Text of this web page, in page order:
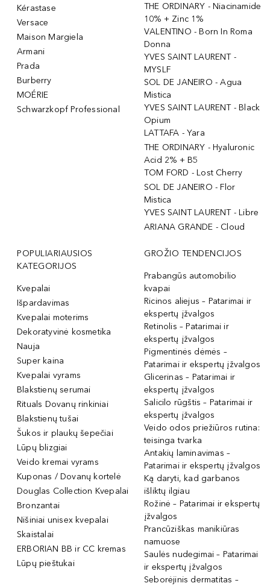
Kérastase
Versace
Maison Margiela
Armani
Prada
Burberry
MOÉRIE
Schwarzkopf Professional
THE ORDINARY - Niacinamide
10% + Zinc 1%
VALENTINO - Born In Roma
Donna
YVES SAINT LAURENT -
MYSLF
SOL DE JANEIRO - Agua
Mistica
YVES SAINT LAURENT - Black
Opium
LATTAFA - Yara
THE ORDINARY - Hyaluronic
Acid 2% + B5
TOM FORD - Lost Cherry
SOL DE JANEIRO - Flor
Mistica
YVES SAINT LAURENT - Libre
ARIANA GRANDE - Cloud
POPULIARIAUSIOS
KATEGORIJOS
Kvepalai
Išpardavimas
Kvepalai moterims
Dekoratyvinė kosmetika
Nauja
Super kaina
Kvepalai vyrams
Blakstienų serumai
Rituals Dovanų rinkiniai
Blakstienų tušai
Šukos ir plaukų šepečiai
Lūpų blizgiai
Veido kremai vyrams
Kuponas / Dovanų kortelė
Douglas Collection Kvepalai
Bronzantai
Nišiniai unisex kvepalai
Skaistalai
ERBORIAN BB ir CC kremas
Lūpų pieštukai
GROŽIO TENDENCIJOS
Prabangūs automobilio
kvapai
Ricinos aliejus – Patarimai ir
ekspertų įžvalgos
Retinolis – Patarimai ir
ekspertų įžvalgos
Pigmentinės dėmės –
Patarimai ir ekspertų įžvalgos
Glicerinas – Patarimai ir
ekspertų įžvalgos
Salicilo rūgštis – Patarimai ir
ekspertų įžvalgos
Veido odos priežiūros rutina:
teisinga tvarka
Antakių laminavimas –
Patarimai ir ekspertų įžvalgos
Ką daryti, kad garbanos
išliktų ilgiau
Rožinė – Patarimai ir ekspertų
įžvalgos
Prancūziškas manikiūras
namuose
Saulės nudegimai – Patarimai
ir ekspertų įžvalgos
Seborėjinis dermatitas –